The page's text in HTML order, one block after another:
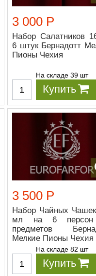
3 000 Р
Набор Салатников
6 штук Бернадотт
Пионы Чехия
На складе 39 шт
Купить
3 500 Р
Набор Чайных
мл на 6
предметов
Мелкие Пионы Чехия
На складе 82 шт
Купить